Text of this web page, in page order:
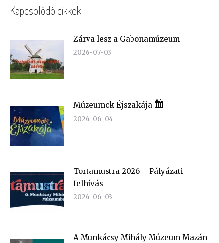
Kapcsolódó cikkek
Zárva lesz a Gabonamúzeum
2026-07-03
Múzeumok Éjszakája
2026-06-04
Tortamustra 2026 – Pályázati
felhívás
2026-06-03
A Munkácsy Mihály Múzeum Mazán